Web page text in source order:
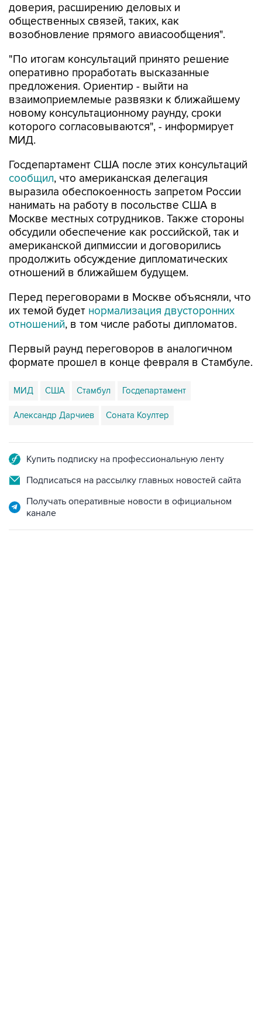
доверия, расширению деловых и
общественных связей, таких, как
возобновление прямого авиасообщения".
"По итогам консультаций принято решение
оперативно проработать высказанные
предложения. Ориентир - выйти на
взаимоприемлемые развязки к ближайшему
новому консультационному раунду, сроки
которого согласовываются", - информирует
МИД.
Госдепартамент США после этих консультаций
сообщил, что американская делегация
выразила обеспокоенность запретом России
нанимать на работу в посольстве США в
Москве местных сотрудников. Также стороны
обсудили обеспечение как российской, так и
американской дипмиссии и договорились
продолжить обсуждение дипломатических
отношений в ближайшем будущем.
Перед переговорами в Москве объясняли, что
их темой будет нормализация двусторонних
отношений, в том числе работы дипломатов.
Первый раунд переговоров в аналогичном
формате прошел в конце февраля в Стамбуле.
МИД США Стамбул Госдепартамент
Александр Дарчиев Соната Коултер
Купить подписку на профессиональную ленту
Подписаться на рассылку главных новостей сайта
Получать оперативные новости в официальном
канале